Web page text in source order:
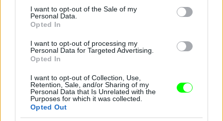
consent section.
I want to opt-out of the Sale of my
Personal Data.
Opted In
I want to opt-out of processing my
Personal Data for Targeted Advertising.
Opted In
I want to opt-out of Collection, Use,
Retention, Sale, and/or Sharing of my
Personal Data that Is Unrelated with the
Purposes for which it was collected.
Opted Out